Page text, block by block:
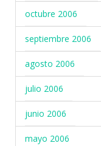
octubre 2006
septiembre 2006
agosto 2006
julio 2006
junio 2006
mayo 2006